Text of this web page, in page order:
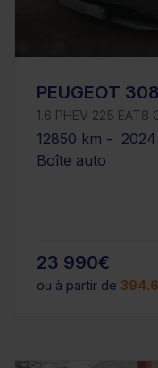
PEUGEOT 308
1.6 PHEV 225 EAT8
12850 km -
Boîte auto
23 990€
ou à partir de